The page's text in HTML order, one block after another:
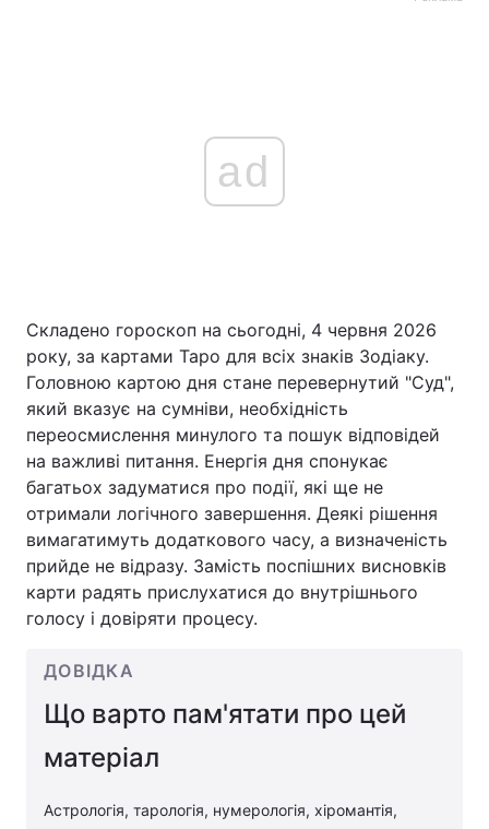
ad
Складено гороскоп на сьогодні, 4 червня 2026
року, за картами Таро для всіх знаків Зодіаку.
Головною картою дня стане перевернутий "Суд",
який вказує на сумніви, необхідність
переосмислення минулого та пошук відповідей
на важливі питання. Енергія дня спонукає
багатьох задуматися про події, які ще не
отримали логічного завершення. Деякі рішення
вимагатимуть додаткового часу, а визначеність
прийде не відразу. Замість поспішних висновків
карти радять прислухатися до внутрішнього
голосу і довіряти процесу.
ДОВІДКА
Що варто пам'ятати про цей
матеріал
Астрологія, тарологія, нумерологія, хіромантія,